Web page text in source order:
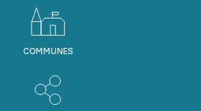
COMMUNES